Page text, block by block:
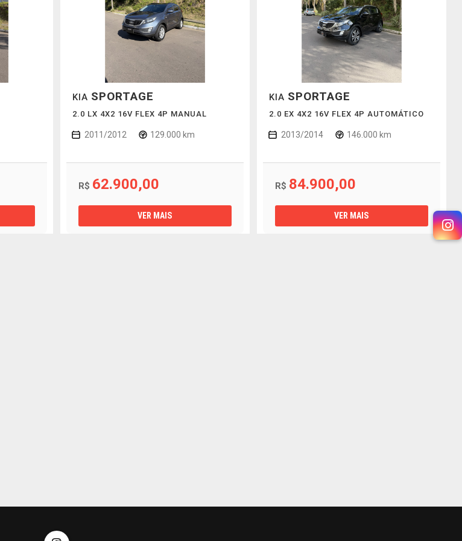
KIA SPORTAGE
2.0 LX 4X2 16V FLEX 4P MANUAL
2011/2012 129.000 km
R$ 62.900,00
VER MAIS
KIA SPORTAGE
2.0 EX 4X2 16V FLEX 4P AUTOMÁTICO
2013/2014 146.000 km
R$ 84.900,00
VER MAIS